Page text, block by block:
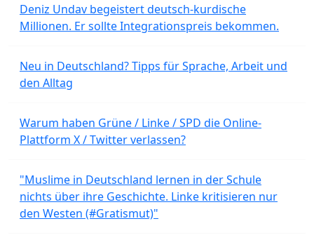
Deniz Undav begeistert deutsch-kurdische
Millionen. Er sollte Integrationspreis bekommen.
Neu in Deutschland? Tipps für Sprache, Arbeit und
den Alltag
Warum haben Grüne / Linke / SPD die Online-
Plattform X / Twitter verlassen?
"Muslime in Deutschland lernen in der Schule
nichts über ihre Geschichte. Linke kritisieren nur
den Westen (#Gratismut)"